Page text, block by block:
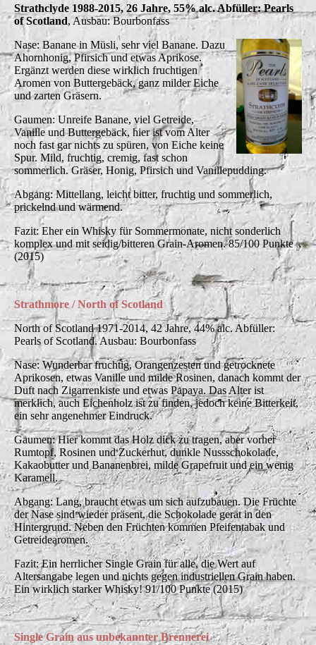
Strathclyde 1988-2015, 26 Jahre, 55% alc. Abfüller: Pearls
of Scotland, Ausbau: Bourbonfass
Nase: Banane in Müsli, sehr viel Banane. Dazu
Ahornhonig, Pfirsich und etwas Aprikose.
Ergänzt werden diese wirklich fruchtigen
Aromen von Buttergebäck, ganz milder Eiche
und zarten Gräsern.
Gaumen: Unreife Banane, viel Getreide,
Vanille und Buttergebäck, hier ist vom Alter
noch fast gar nichts zu spüren, von Eiche keine
Spur. Mild, fruchtig, cremig, fast schon
sommerlich. Gräser, Honig, Pfirsich und Vanillepudding.
Abgang: Mittellang, leicht bitter, fruchtig und sommerlich,
prickelnd und wärmend.
Fazit: Eher ein Whisky für Sommermonate, nicht sonderlich
komplex und mit seidig/bitteren Grain-Aromen. 85/100 Punkte
(2015)
Strathmore / North of Scotland
North of Scotland 1971-2014, 42 Jahre, 44% alc. Abfüller:
Pearls of Scotland. Ausbau: Bourbonfass
Nase: Wunderbar fruchtig, Orangenzesten und getrocknete
Aprikosen, etwas Vanille und milde Rosinen, danach kommt der
Duft nach Zigarrenkiste und etwas Papaya. Das Alter ist
merklich, auch Eichenholz ist zu finden, jedoch keine Bitterkeit,
ein sehr angenehmer Eindruck.
Gaumen: Hier kommt das Holz dick zu tragen, aber vorher
Rumtopf, Rosinen und Zuckerhut, dunkle Nussschokolade,
Kakaobutter und Bananenbrei, milde Grapefruit und ein wenig
Karamell.
Abgang: Lang, braucht etwas um sich aufzubauen. Die Früchte
der Nase sind wieder präsent, die Schokolade gerät in den
Hintergrund. Neben den Früchten kommen Pfeifentabak und
Getreidearomen.
Fazit: Ein herrlicher Single Grain für alle, die Wert auf
Altersangabe legen und nichts gegen industriellen Grain haben.
Ein wirklich starker Whisky! 91/100 Punkte (2015)
Single Grain aus unbekannter Brennerei